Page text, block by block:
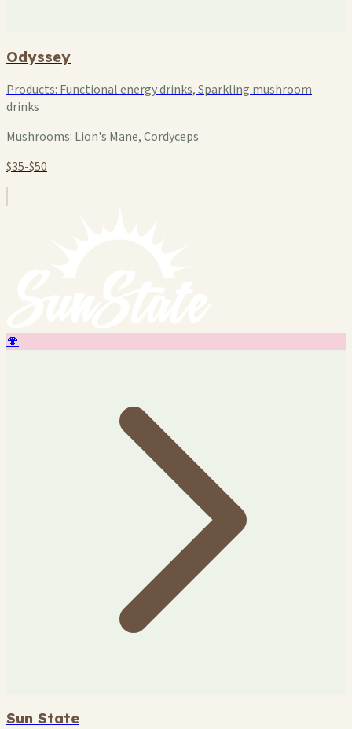
Odyssey
Products: Functional energy drinks, Sparkling mushroom
drinks
Mushrooms: Lion's Mane, Cordyceps
$35-$50
🍄
Sun State